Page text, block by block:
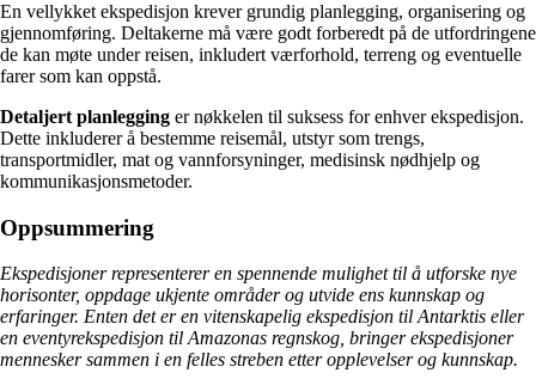
En vellykket ekspedisjon krever grundig planlegging, organisering og
gjennomføring. Deltakerne må være godt forberedt på de utfordringene
de kan møte under reisen, inkludert værforhold, terreng og eventuelle
farer som kan oppstå.
Detaljert planlegging er nøkkelen til suksess for enhver ekspedisjon.
Dette inkluderer å bestemme reisemål, utstyr som trengs,
transportmidler, mat og vannforsyninger, medisinsk nødhjelp og
kommunikasjonsmetoder.
Oppsummering
Ekspedisjoner representerer en spennende mulighet til å utforske nye
horisonter, oppdage ukjente områder og utvide ens kunnskap og
erfaringer. Enten det er en vitenskapelig ekspedisjon til Antarktis eller
en eventyrekspedisjon til Amazonas regnskog, bringer ekspedisjoner
mennesker sammen i en felles streben etter opplevelser og kunnskap.